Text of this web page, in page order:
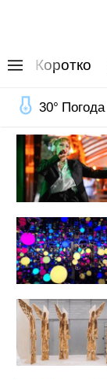
Коротко
30° Погода
Новости